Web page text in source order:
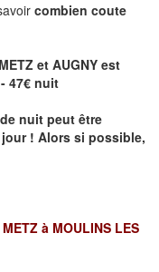
combien coute
et AUGNY est
47€ nuit
nuit peut être
jour ! Alors si possible,
METZ à MOULINS LES